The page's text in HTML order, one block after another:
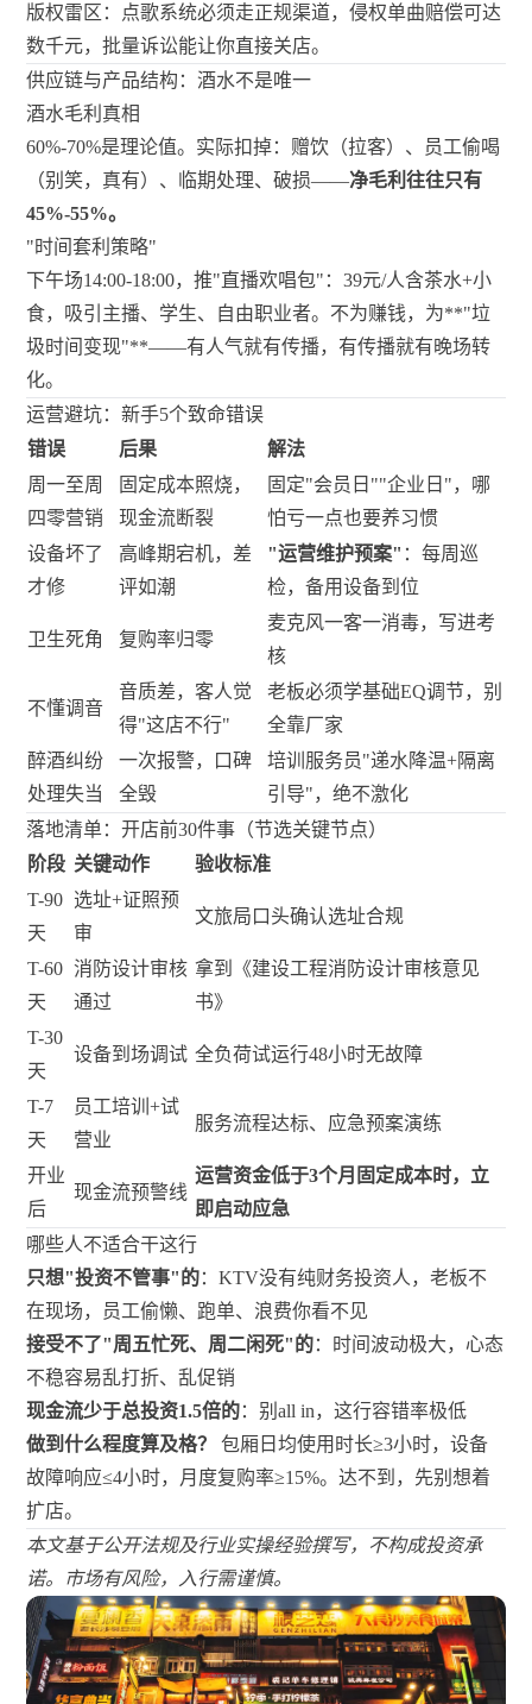
版权雷区：点歌系统必须走正规渠道，侵权单曲赔偿可达
数千元，批量诉讼能让你直接关店。
供应链与产品结构：酒水不是唯一
酒水毛利真相
60%-70%是理论值。实际扣掉：赠饮（拉客）、员工偷喝
（别笑，真有）、临期处理、破损——净毛利往往只有
45%-55%。
"时间套利策略"
下午场14:00-18:00，推"直播欢唱包"：39元/人含茶水+小
食，吸引主播、学生、自由职业者。不为赚钱，为**"垃
圾时间变现"**——有人气就有传播，有传播就有晚场转
化。
运营避坑：新手5个致命错误
错误
后果
解法
周一至周
四零营销
固定成本照烧，
现金流断裂
固定"会员日""企业日"，哪
怕亏一点也要养习惯
设备坏了
才修
高峰期宕机，差
评如潮
"运营维护预案" ：每周巡
检，备用设备到位
卫生死角 复购率归零
麦克风一客一消毒，写进考
核
不懂调音
音质差，客人觉
得"这店不行"
老板必须学基础EQ调节，别
全靠厂家
醉酒纠纷
处理失当
一次报警，口碑
全毁
培训服务员"递水降温+隔离
引导"，绝不激化
落地清单：开店前30件事（节选关键节点）
阶段 关键动作
验收标准
T-90
天
选址+证照预
审
文旅局口头确认选址合规
T-60
天
消防设计审核
通过
拿到《建设工程消防设计审核意见
书》
T-30
天
设备到场调试 全负荷试运行48小时无故障
T-7
天
员工培训+试
营业
服务流程达标、应急预案演练
开业
后
现金流预警线
运营资金低于3个月固定成本时，立
即启动应急
哪些人不适合干这行
只想"投资不管事"的：KTV没有纯财务投资人，老板不
在现场，员工偷懒、跑单、浪费你看不见
接受不了"周五忙死、周二闲死"的：时间波动极大，心态
不稳容易乱打折、乱促销
现金流少于总投资1.5倍的：别all in，这行容错率极低
做到什么程度算及格？
包厢日均使用时长≥3小时，设备
故障响应≤4小时，月度复购率≥15%。达不到，先别想着
扩店。
本文基于公开法规及行业实操经验撰写，不构成投资承
诺。市场有风险，入行需谨慎。